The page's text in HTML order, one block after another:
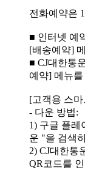
전화예약은
■ 인터넷 예
[배송예약]
■ CJ대한통
예약] 메뉴
[고객용 스
- 다운 방법:
1) 구글 플레
운 "을 검색
2) CJ대한통
QR코드를